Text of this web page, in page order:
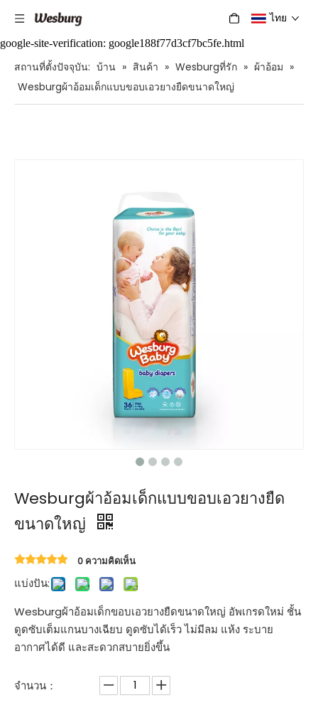
google-site-verification: google188f77d3cf7bc5fe.html
ไทย
สถานที่ตั้งปัจจุบัน: บ้าน » สินค้า » Wesburgที่รัก » ผ้าอ้อม »
Wesburgผ้าอ้อมเด็กแบบขอบเอวยางยืดขนาดใหญ่
Wesburgผ้าอ้อมเด็กแบบขอบเอวยางยืด
ขนาดใหญ่
0 ความคิดเห็น
แบ่งปัน:
Wesburgผ้าอ้อมเด็กขอบเอวยางยืดขนาดใหญ่ อัพเกรดใหม่ ชั้น
ดูดซับเต็มแกนบางเฉียบ ดูดซับได้เร็ว ไม่มีลม แห้ง ระบาย
อากาศได้ดี และสะดวกสบายยิ่งขึ้น
จำนวน：